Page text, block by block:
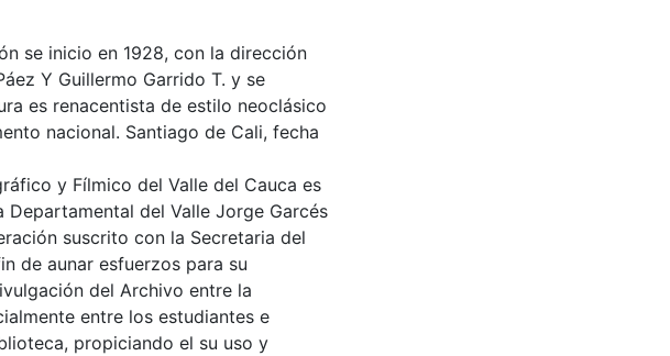
se inicio en 1928, con la dirección
Y Guillermo Garrido T. y se
es renacentista de estilo neoclásico
nacional. Santiago de Cali, fecha
y Fílmico del Valle del Cauca es
del Valle Jorge Garcés
suscrito con la Secretaria del
de aunar esfuerzos para su
del Archivo entre la
entre los estudiantes e
propiciando el su uso y